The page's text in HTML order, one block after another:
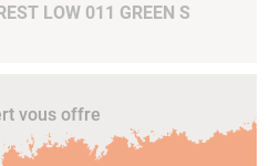
LOW 011 GREEN S
vous offre